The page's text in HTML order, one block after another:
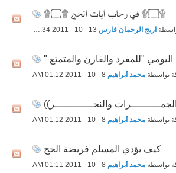
۩۝۩ في رحاب آيات الحج ۩۝۩
اريج الرحمان فارس 04:34 PM
اليومي "للمفرد والقارن والمتمتع "
بواسطة محمد أبراهيم 01:12 AM
والنحـــــــــــــر))
بواسطة محمد أبراهيم 01:12 AM
كيف يؤدي المسلم فريضة الحج
بواسطة محمد أبراهيم 01:11 AM